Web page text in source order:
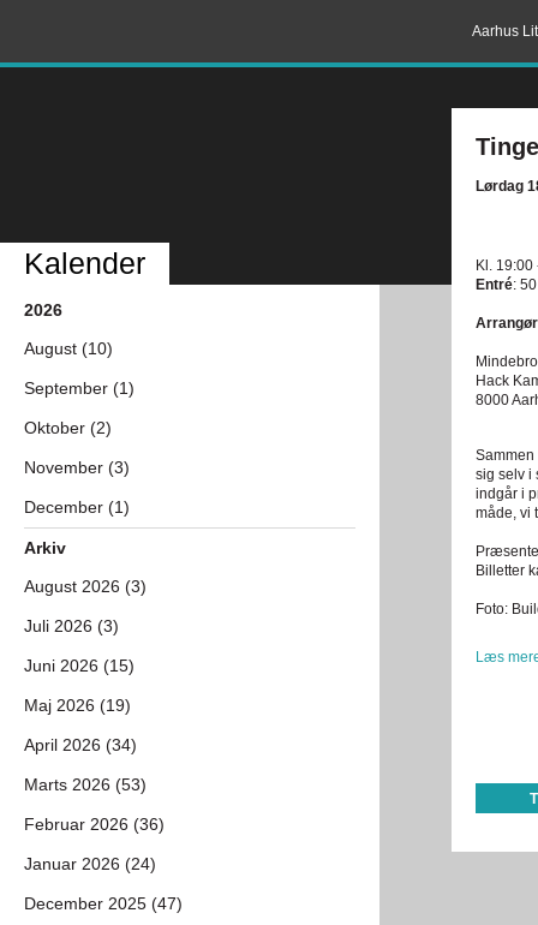
Aarhus
Lørdag
Kl. 19:00
Entré:
Hack
8000
sig selv i
indgår i
måde, vi
Billetter
Foto:
Læs
Kalender
2026
August (10)
September (1)
Oktober (2)
November (3)
December (1)
Arkiv
August 2026 (3)
Juli 2026 (3)
Juni 2026 (15)
Maj 2026 (19)
April 2026 (34)
Marts 2026 (53)
Februar 2026 (36)
Januar 2026 (24)
December 2025 (47)